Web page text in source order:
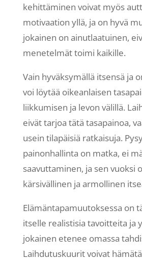
kehittäminen voivat myös
motivaation yllä, ja on hyvä
jokainen on ainutlaatuinen,
menetelmät toimi kaikille.
Vain hyväksymällä itsensä ja
voi löytää oikeanlaisen
liikkumisen ja levon välillä.
eivät tarjoa tätä tasapainoa,
usein tilapäisiä ratkaisuja.
painonhallinta on matka, ei
saavuttaminen, ja sen vuoksi
kärsivällinen ja armollinen
Elämäntapamuutoksessa on
itselle realistisia tavoitteita ja
jokainen etenee omassa
Laihdutuskuurit voivat